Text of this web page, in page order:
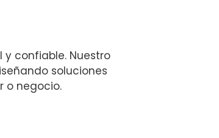
confiable. Nuestro
soluciones
o negocio.